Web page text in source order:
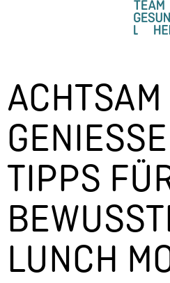
ACHTSAM
IPPS FÜR
UNCH